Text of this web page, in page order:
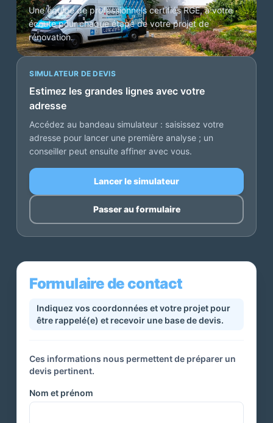
Une équipe de professionnels certifiés RGE, à votre
écoute pour chaque étape de votre projet de
rénovation.
SIMULATEUR DE DEVIS
Estimez les grandes lignes avec votre
adresse
Accédez au bandeau simulateur : saisissez votre
adresse pour lancer une première analyse ; un
conseiller peut ensuite affiner avec vous.
Lancer le simulateur
Passer au formulaire
Formulaire de contact
Indiquez vos coordonnées et votre projet pour
être rappelé(e) et recevoir une base de devis.
Ces informations nous permettent de préparer un
devis pertinent.
Nom et prénom